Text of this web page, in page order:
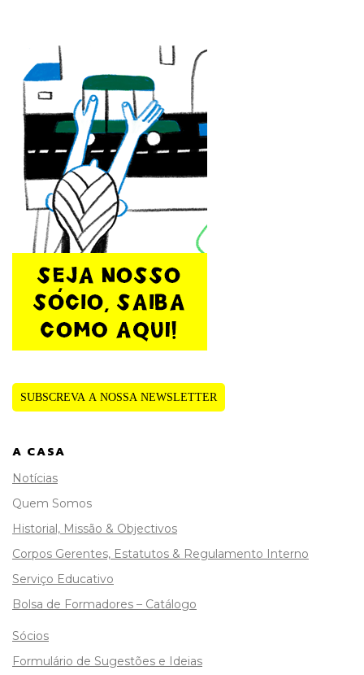
SUBSCREVA A NOSSA NEWSLETTER
A CASA
Notícias
Quem Somos
Historial, Missão & Objectivos
Corpos Gerentes, Estatutos & Regulamento Interno
Serviço Educativo
Bolsa de Formadores – Catálogo
Sócios
Formulário de Sugestões e Ideias